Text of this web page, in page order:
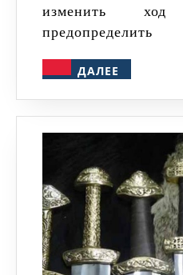
изменить
предопределить
ДАЛЕЕ